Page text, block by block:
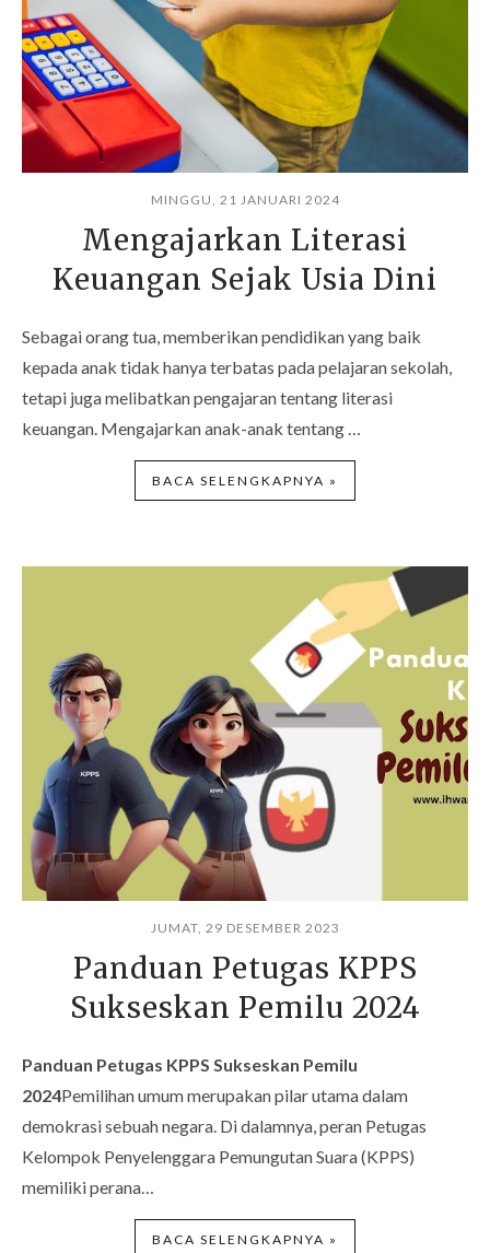
MINGGU, 21 JANUARI 2024
Mengajarkan Literasi
Keuangan Sejak Usia Dini
Sebagai orang tua, memberikan pendidikan yang baik
kepada anak tidak hanya terbatas pada pelajaran sekolah,
tetapi juga melibatkan pengajaran tentang literasi
keuangan. Mengajarkan anak-anak tentang …
BACA SELENGKAPNYA »
JUMAT, 29 DESEMBER 2023
Panduan Petugas KPPS
Sukseskan Pemilu 2024
Panduan Petugas KPPS Sukseskan Pemilu
2024Pemilihan umum merupakan pilar utama dalam
demokrasi sebuah negara. Di dalamnya, peran Petugas
Kelompok Penyelenggara Pemungutan Suara (KPPS)
memiliki perana…
BACA SELENGKAPNYA »